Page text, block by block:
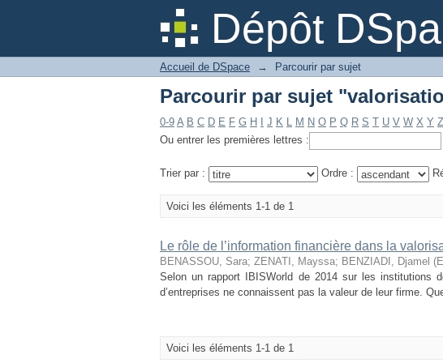
Dépôt
Parcourir par sujet
Accueil de DSpace → Parcourir par sujet
Parcourir par sujet
0-9 A B C D E F G H J K L M N O P Q R S T U V W X Y Z
Ou entrer les premières lettres :
Trier par : Ordre :
Voici les éléments 1-1 de 1
Le rôle de l’information financière dans la
BENASSOU, Sara; ZENATI, Mayssa; BENZIADI, Djamel
Selon un rapport IBISWorld de 2014 sur les institutions
d’entreprises ne connaissent pas la valeur de leur firme.
Voici les éléments 1-1 de 1